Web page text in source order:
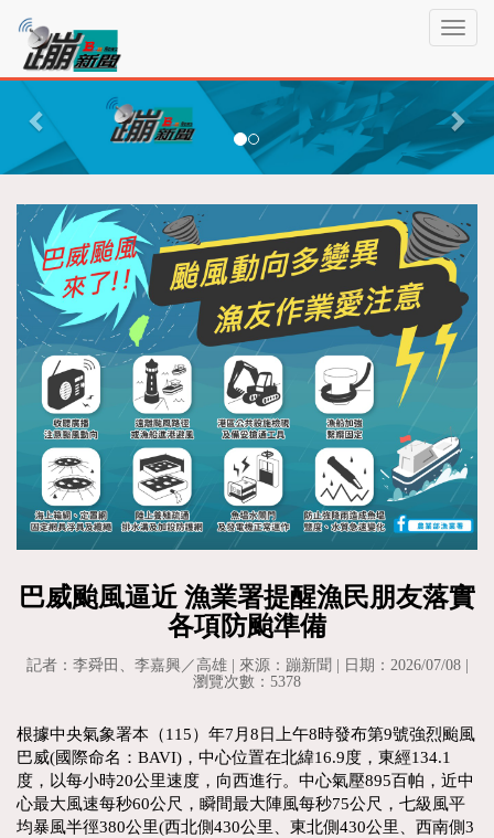
T
g
l
e
v
i
g
a
i
o
蹦
新
聞P
r
v
i
o
u
s
N
e
x
t
巴威颱風逼近 漁業署提醒漁民朋友落實
各項防颱準備
記者：李舜田、李嘉興／高雄 | 來源：蹦新聞 | 日期：2026/07/08 |
瀏覽次數：5378
根據中央氣象署本（115）年7月8日上午8時發布第9號強烈颱風
巴威(國際命名：BAVI)，中心位置在北緯16.9度，東經134.1
度，以每小時20公里速度，向西進行。中心氣壓895百帕，近中
心最大風速每秒60公尺，瞬間最大陣風每秒75公尺，七級風平
均暴風半徑380公里(西北側430公里、東北側430公里、西南側3